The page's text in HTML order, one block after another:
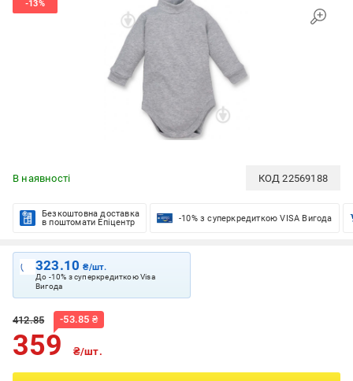
В наявності КОД22569188
Безкоштовна доставка
в поштомати Епіцентр
-10% з суперкредиткою VISA Вигода
323.10₴/шт.
До -10% з суперкредиткою Visa
Вигода
412.85 -53.85 ₴
359 ₴/шт.